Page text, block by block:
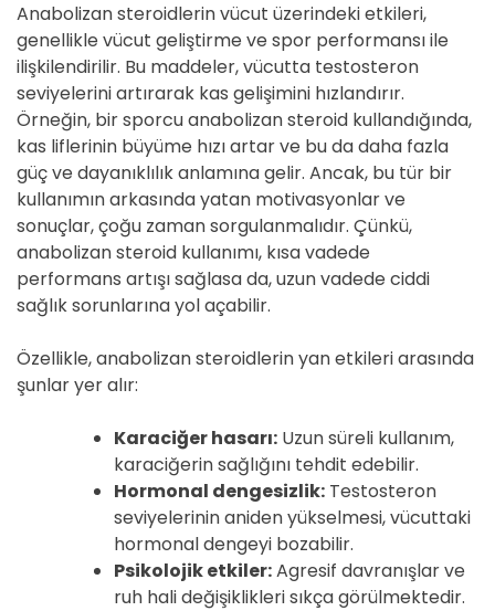
Anabolizan steroidlerin vücut üzerindeki etkileri,
genellikle vücut geliştirme ve spor performansı ile
ilişkilendirilir. Bu maddeler, vücutta testosteron
seviyelerini artırarak kas gelişimini hızlandırır.
Örneğin, bir sporcu anabolizan steroid kullandığında,
kas liflerinin büyüme hızı artar ve bu da daha fazla
güç ve dayanıklılık anlamına gelir. Ancak, bu tür bir
kullanımın arkasında yatan motivasyonlar ve
sonuçlar, çoğu zaman sorgulanmalıdır. Çünkü,
anabolizan steroid kullanımı, kısa vadede
performans artışı sağlasa da, uzun vadede ciddi
sağlık sorunlarına yol açabilir.
Özellikle, anabolizan steroidlerin yan etkileri arasında
şunlar yer alır:
Karaciğer hasarı: Uzun süreli kullanım,
karaciğerin sağlığını tehdit edebilir.
Hormonal dengesizlik: Testosteron
seviyelerinin aniden yükselmesi, vücuttaki
hormonal dengeyi bozabilir.
Psikolojik etkiler:Agresif davranışlar ve
ruh hali değişiklikleri sıkça görülmektedir.